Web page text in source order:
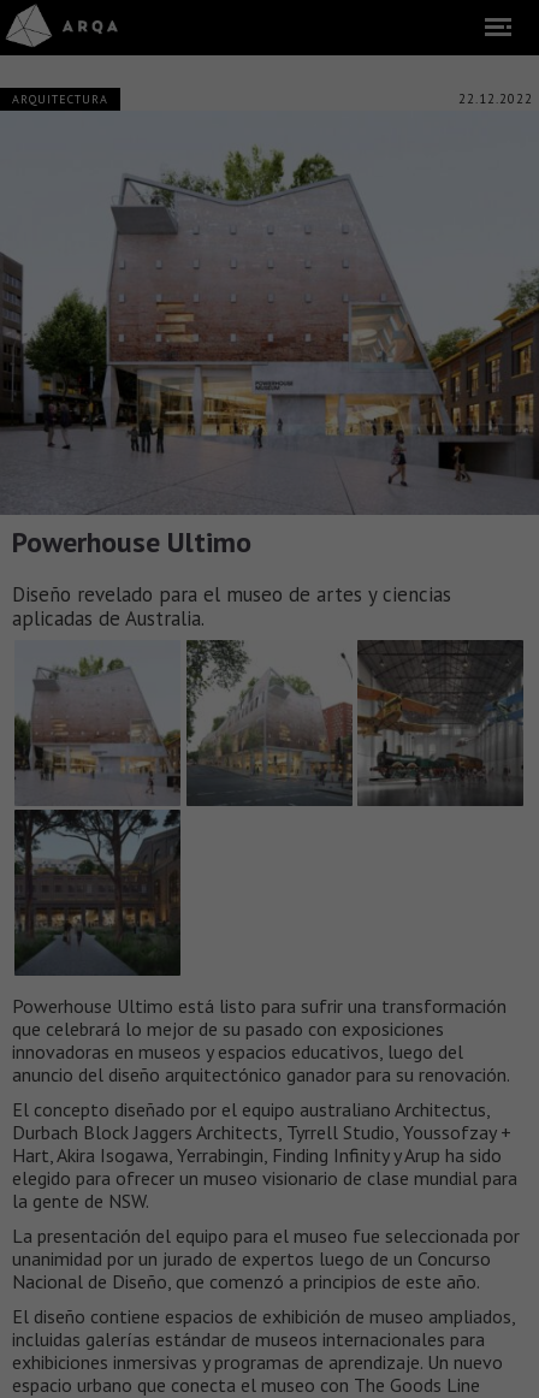
ARQUITECTURA 22.12.2022
Powerhouse Ultimo
Diseño revelado para el museo de artes y ciencias
aplicadas de Australia.
Powerhouse Ultimo está listo para sufrir una transformación
que celebrará lo mejor de su pasado con exposiciones
innovadoras en museos y espacios educativos, luego del
anuncio del diseño arquitectónico ganador para su renovación.
El concepto diseñado por el equipo australiano Architectus,
Durbach Block Jaggers Architects, Tyrrell Studio, Youssofzay +
Hart, Akira Isogawa, Yerrabingin, Finding Infinity y Arup ha sido
elegido para ofrecer un museo visionario de clase mundial para
la gente de NSW.
La presentación del equipo para el museo fue seleccionada por
unanimidad por un jurado de expertos luego de un Concurso
Nacional de Diseño, que comenzó a principios de este año.
El diseño contiene espacios de exhibición de museo ampliados,
incluidas galerías estándar de museos internacionales para
exhibiciones inmersivas y programas de aprendizaje. Un nuevo
espacio urbano que conecta el museo con The Goods Line